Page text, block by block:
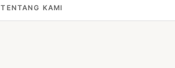
TENTANG KAMI